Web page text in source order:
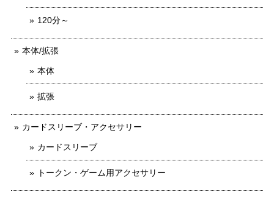
120分～
本体/拡張
本体
拡張
カードスリーブ・アクセサリー
カードスリーブ
トークン・ゲーム用アクセサリー